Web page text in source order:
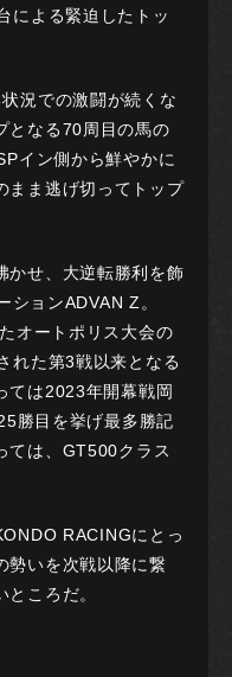
による緊迫したトッ
況での激闘が続くな
となる70周目の馬の
イン側から鮮やかに
まま逃げ切ってトップ
かせ、大逆転勝利を飾
ションADVAN Z。
オートポリス大会の
れた第3戦以来となる
ては2023年開幕戦岡
勝目を挙げ最多勝記
ては、GT500クラス
RACINGにとっ
勢いを次戦以降に繋
ころだ。